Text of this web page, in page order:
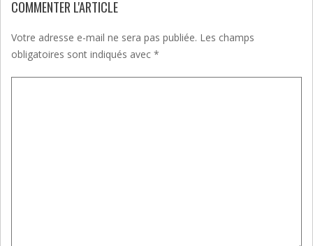
COMMENTER L'ARTICLE
Votre adresse e-mail ne sera pas publiée. Les champs
obligatoires sont indiqués avec *